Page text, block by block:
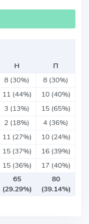
Н
П
8 (30%)
8 (30%)
11 (44%)
10 (40%)
3 (13%)
15 (65%)
2 (18%)
4 (36%)
11 (27%)
10 (24%)
15 (37%)
16 (39%)
15 (36%)
17 (40%)
65
(29.29%)
80
(39.14%)